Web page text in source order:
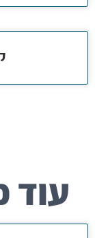
עוד